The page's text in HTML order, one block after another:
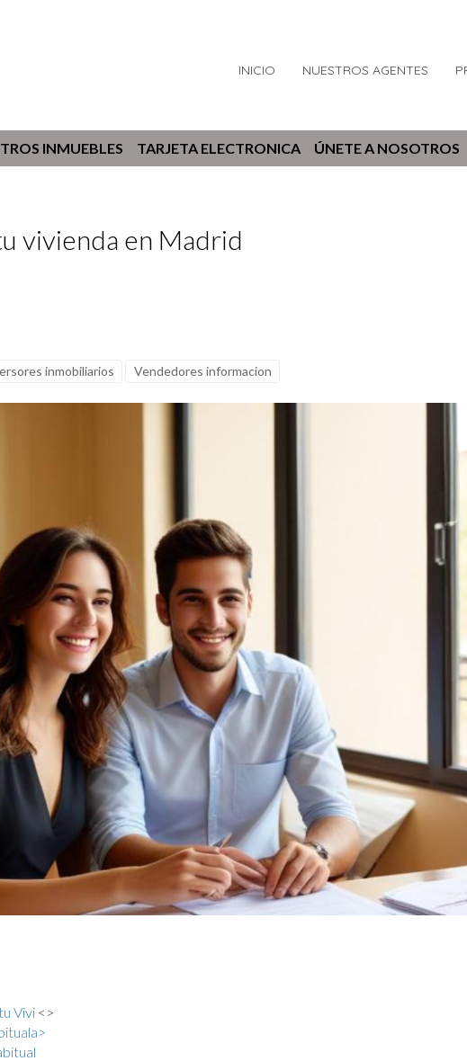
INICIO NUESTROS AGENTES
INMUEBLES TARJETA ELECTRONICA ÚNETE A NOSOTROS
vivienda en Madrid
inmobiliarios Vendedores informacion
Vivi <>